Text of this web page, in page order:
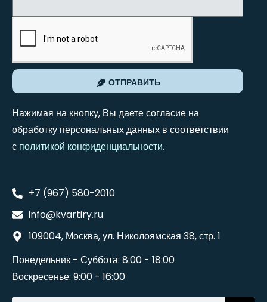
ОТПРАВИТЬ
Нажимая на кнопку, Вы даете согласие на
обработку персональных данных в соответствии
с политикой конфиденциальности.
+7 (967) 580-2010
info@kvartiry.ru
109004, Москва, ул. Николоямская 38, стр. 1
Понедельник - Суббота: 8:00 - 18:00
Воскресенье: 9:00 - 16:00